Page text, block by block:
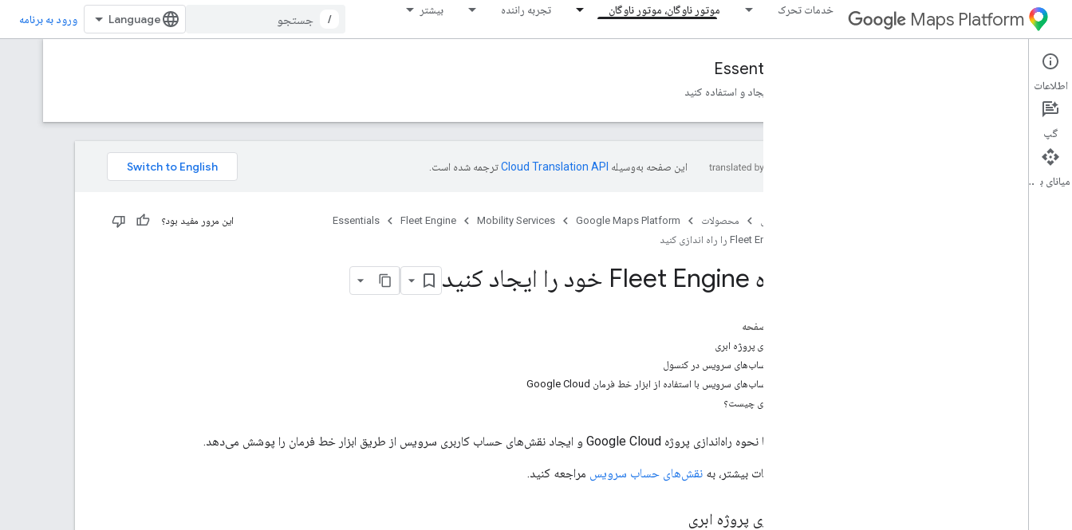
Maps Platform خدمات تحرک موتور ناوگان، موتور ناوگان تجربه راننده بیشتر
/ ورود به برنامه
Mobility Services
Essentials
ملزومات وسایل نقلیه ایجاد و استفاده کنید
این صفحه به‌وسیله ترجمه شده است.
صفحه اصلی محصولات Google Maps Platform
Mobility Services
Fleet Engine
Essentials
Fleet Engine را راه اندازی کنید
این مرور مفید بود؟
پروژه Fleet Engine خود را ایجاد کنید
در این صفحه
راه‌اندازی پروژه ابری
ایجاد حساب‌های سرویس در کنسول
ایجاد حساب‌های سرویس با استفاده از ابزار خط فرمان Google Cloud
قدم بعدی چیست؟
این راهنما نحوه راه‌اندازی پروژه Google Cloud و ایجاد نقش‌های حساب کاربری سرویس از طریق ابزار خط فرمان را پوشش می‌دهد.
برای جزئیات بیشتر، به نقش‌های حساب سرویس مراجعه کنید.
راه‌اندازی پروژه ابری
اطلاعات
گپ
میانای برنامه‌سازی کاربردی